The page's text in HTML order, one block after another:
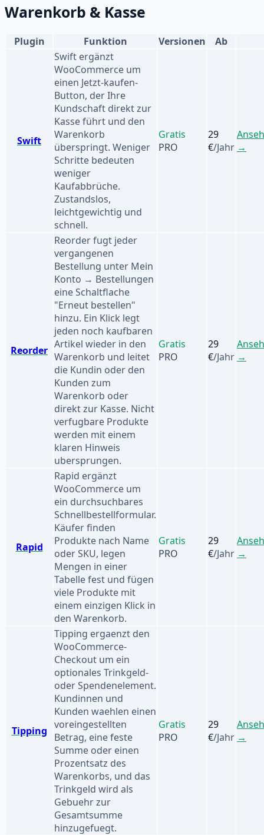
Warenkorb & Kasse
Plugin Funktion Versionen Ab
Swift
Swift ergänzt
WooCommerce um
einen Jetzt-kaufen-
Button, der Ihre
Kundschaft direkt zur
Kasse führt und den
Warenkorb
überspringt. Weniger
Schritte bedeuten
weniger
Kaufabbrüche.
Zustandslos,
leichtgewichtig und
schnell.
Gratis
PRO
29
€/Jahr →
Reorder
Reorder fugt jeder
vergangenen
Bestellung unter Mein
Konto → Bestellungen
eine Schaltflache
"Erneut bestellen"
hinzu. Ein Klick legt
jeden noch kaufbaren
Artikel wieder in den
Warenkorb und leitet
die Kundin oder den
Kunden zum
Warenkorb oder
direkt zur Kasse. Nicht
verfugbare Produkte
werden mit einem
klaren Hinweis
ubersprungen.
Gratis
PRO
29
€/Jahr →
Rapid
Rapid ergänzt
WooCommerce um
ein durchsuchbares
Schnellbestellformular.
Käufer finden
Produkte nach Name
oder SKU, legen
Mengen in einer
Tabelle fest und fügen
viele Produkte mit
einem einzigen Klick in
den Warenkorb.
Gratis
PRO
29
€/Jahr →
Tipping
Tipping ergaenzt den
WooCommerce-
Checkout um ein
optionales Trinkgeld-
oder Spendenelement.
Kundinnen und
Kunden waehlen einen
voreingestellten
Betrag, eine feste
Summe oder einen
Prozentsatz des
Warenkorbs, und das
Trinkgeld wird als
Gebuehr zur
Gesamtsumme
hinzugefuegt.
Gratis
PRO
29
€/Jahr →